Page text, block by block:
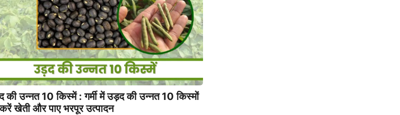
की उन्नत 10 किस्में : गर्मी में उड़द की उन्नत 10 किस्मों
खेती और पाए भरपूर उत्पादन